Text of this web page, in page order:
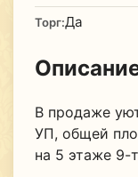
Торг:Да
В продаже
УП, общей
на 5 этаже 9-